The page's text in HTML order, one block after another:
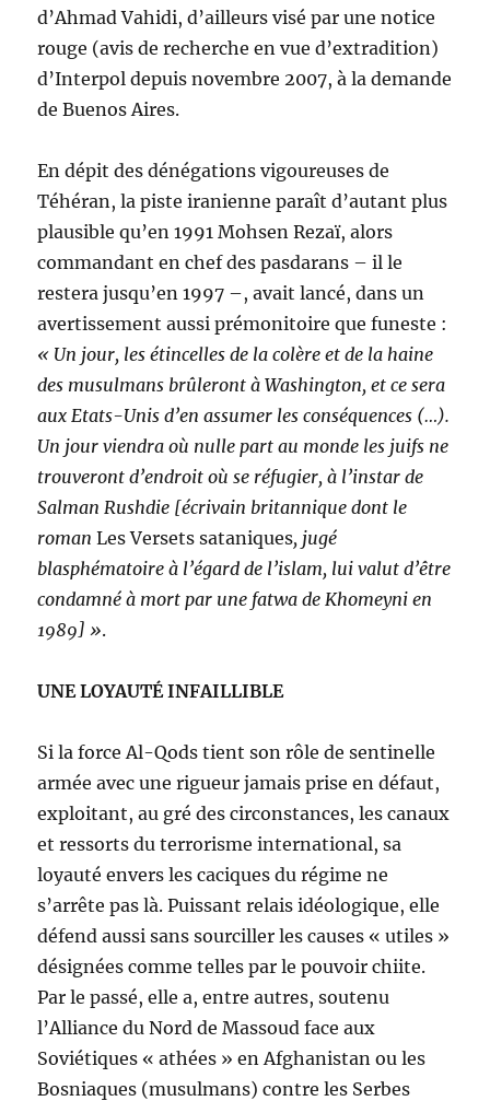
d’Ahmad Vahidi, d’ailleurs visé par une notice
rouge (avis de recherche en vue d’extradition)
d’Interpol depuis novembre 2007, à la demande
de Buenos Aires.
En dépit des dénégations vigoureuses de
Téhéran, la piste iranienne paraît d’autant plus
plausible qu’en 1991 Mohsen Rezaï, alors
commandant en chef des pasdarans – il le
restera jusqu’en 1997 –, avait lancé, dans un
avertissement aussi prémonitoire que funeste :
« Un jour, les étincelles de la colère et de la haine
des musulmans brûleront à Washington, et ce sera
aux Etats-Unis d’en assumer les conséquences (…).
Un jour viendra où nulle part au monde les juifs ne
trouveront d’endroit où se réfugier, à l’instar de
Salman Rushdie [écrivain britannique dont le
romanLes Versets sataniques, jugé
blasphématoire à l’égard de l’islam, lui valut d’être
condamné à mort par une fatwa de Khomeyni en
1989] ».
UNE LOYAUTÉ INFAILLIBLE
Si la force Al-Qods tient son rôle de sentinelle
armée avec une rigueur jamais prise en défaut,
exploitant, au gré des circonstances, les canaux
et ressorts du terrorisme international, sa
loyauté envers les caciques du régime ne
s’arrête pas là. Puissant relais idéologique, elle
défend aussi sans sourciller les causes « utiles »
désignées comme telles par le pouvoir chiite.
Par le passé, elle a, entre autres, soutenu
l’Alliance du Nord de Massoud face aux
Soviétiques « athées » en Afghanistan ou les
Bosniaques (musulmans) contre les Serbes